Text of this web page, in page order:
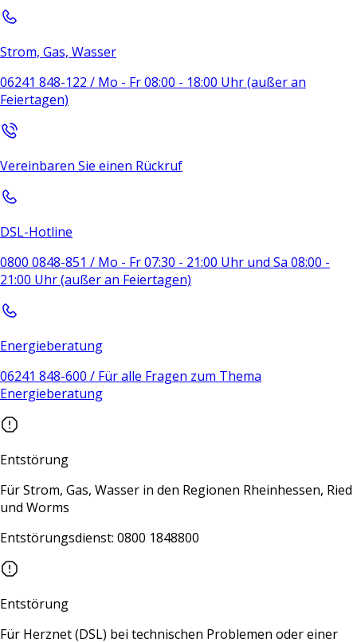
Strom, Gas, Wasser
06241 848-122 / Mo - Fr 08:00 - 18:00 Uhr (außer an
Feiertagen)
Vereinbaren Sie einen Rückruf
DSL-Hotline
0800 0848-851 / Mo - Fr 07:30 - 21:00 Uhr und Sa 08:00 -
21:00 Uhr (außer an Feiertagen)
Energieberatung
06241 848-600 / Für alle Fragen zum Thema
Energieberatung
Entstörung
Für Strom, Gas, Wasser in den Regionen Rheinhessen, Ried
und Worms
Entstörungsdienst: 0800 1848800
Entstörung
Für Herznet (DSL) bei technischen Problemen oder einer